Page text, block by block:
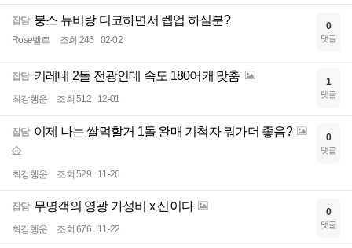
잡담 붕스 뉴비랑 디코하면서 렙업 하실분?
Rose벨르 조회 246 02-02
0
댓글
잡담 키레네 2돌 전광인데 속도 180어캐 맞춤
최강행운 조회 512 12-01
1
댓글
잡담 이제 나는 쌀먹할거 1돌 완매 기척자 뭐가더 좋음?
최강행운 조회 529 11-26
0
댓글
잡담 무명객의 영광 가성비 x 신이다
최강행운 조회 676 11-22
0
댓글